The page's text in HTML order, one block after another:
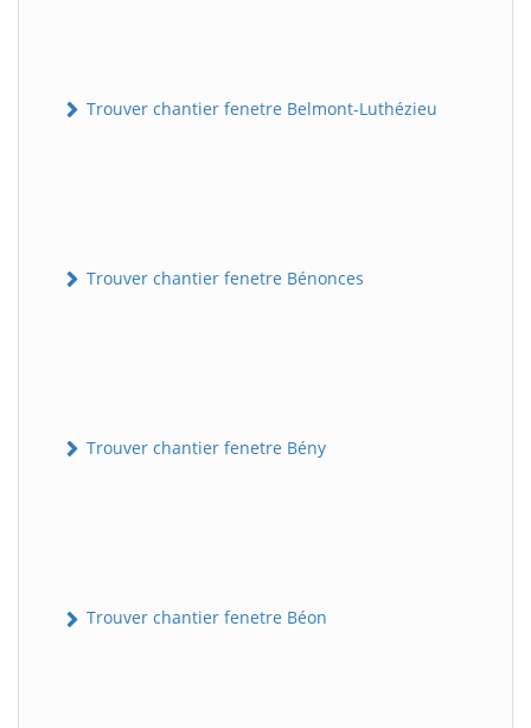
Trouver chantier fenetre Belmont-Luthézieu
Trouver chantier fenetre Bénonces
Trouver chantier fenetre Bény
Trouver chantier fenetre Béon